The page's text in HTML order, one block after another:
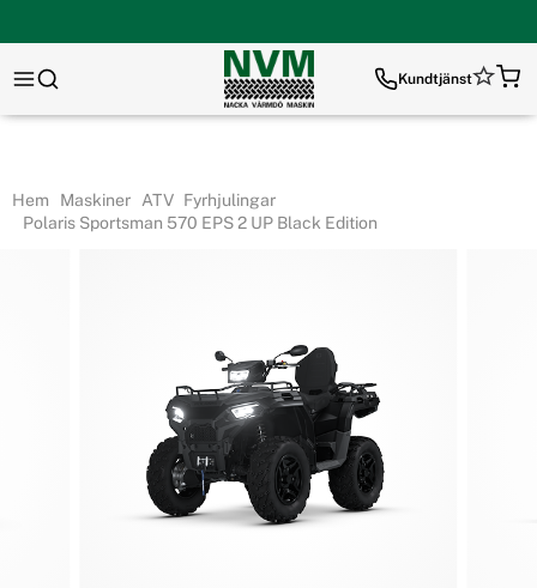
Kundtjänst
Hem Maskiner ATV Fyrhjulingar
Polaris Sportsman 570 EPS 2 UP Black Edition